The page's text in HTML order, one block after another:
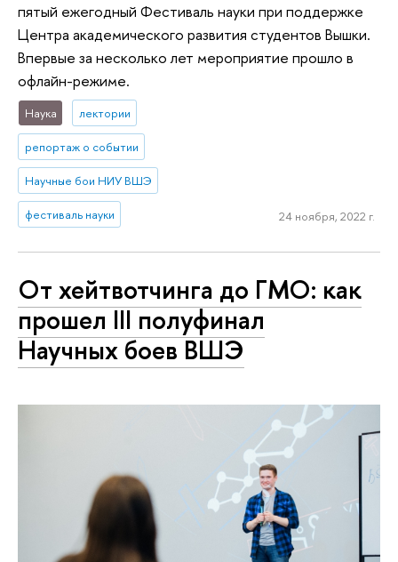
пятый ежегодный Фестиваль науки при поддержке
Центра академического развития студентов Вышки.
Впервые за несколько лет мероприятие прошло в
офлайн-режиме.
Наука лектории
репортаж о событии
Научные бои НИУ ВШЭ
фестиваль науки 24 ноября, 2022 г.
От хейтвотчинга до ГМО: как
прошел III полуфинал
Научных боев ВШЭ